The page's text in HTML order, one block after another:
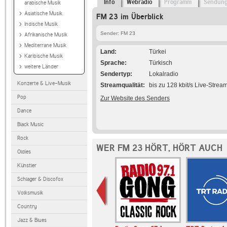
arabische Musik
Asiatische Musik
Indische Musik
Afrikanische Musik
Mediterrane Musik
Karibische Musik
weitere Länder
Konzerte & Live-Musik
Pop
Dance
Black Music
Rock
Oldies
Künstler
Schlager & Discofox
Volksmusik
Country
Jazz & Blues
Info Webradio Programm
FM 23 im Überblick
Sender: FM 23
Land
Türkei
Sprache
Türkisch
Sendertyp
Lokalradio
Streamqualität
bis zu 128 kbit/s Live-
Zur Website des Senders
WER FM 23 HÖRT, HÖRT AUCH